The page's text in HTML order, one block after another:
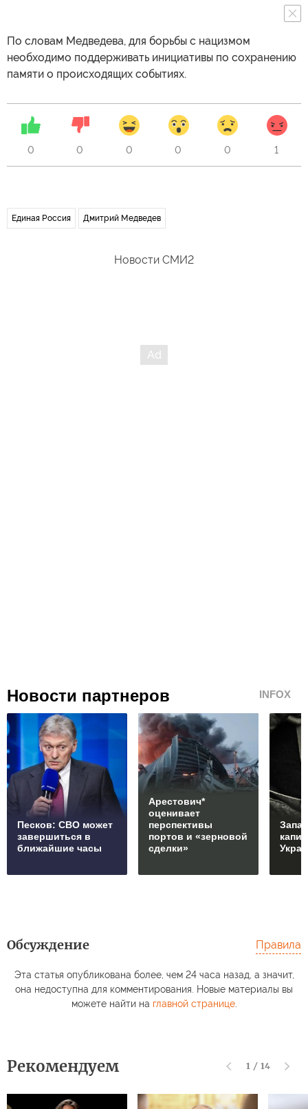
По словам Медведева, для борьбы с нацизмом
необходимо поддерживать инициативы по сохранению
памяти о происходящих событиях.
0 0 0 0 0 1
Единая Россия Дмитрий Медведев
Новости СМИ2
Новости партнеров INFOX
Песков: СВО может
завершиться в
ближайшие часы
Арестович*
оценивает
перспективы
портов и «зерновой
сделки»
Обсуждение Правила
Эта статья опубликована более, чем 24 часа назад, а значит,
она недоступна для комментирования. Новые материалы вы
можете найти на главной странице.
Рекомендуем 1 / 14